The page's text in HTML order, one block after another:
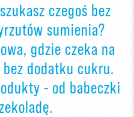
czegoś bez
sumienia?
gdzie czeka na
bez dodatku cukru.
- od babeczki